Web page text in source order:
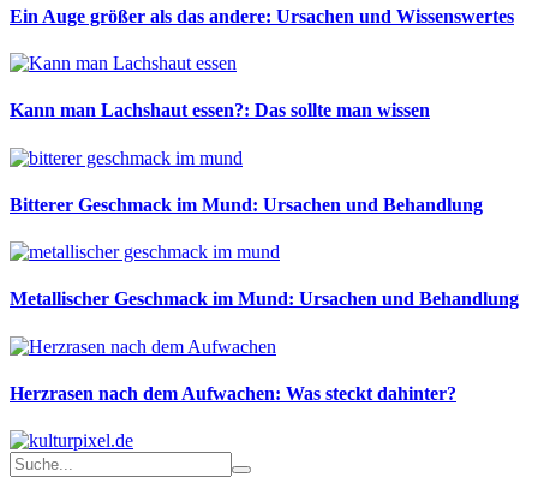
Ein Auge größer als das andere: Ursachen und Wissenswertes
Kann man Lachshaut essen?: Das sollte man wissen
Bitterer Geschmack im Mund: Ursachen und Behandlung
Metallischer Geschmack im Mund: Ursachen und Behandlung
Herzrasen nach dem Aufwachen: Was steckt dahinter?